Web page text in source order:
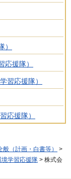
援隊）
習応援隊）
応援隊）
般（計画・白書等）
>
境学習応援隊 > 株式会